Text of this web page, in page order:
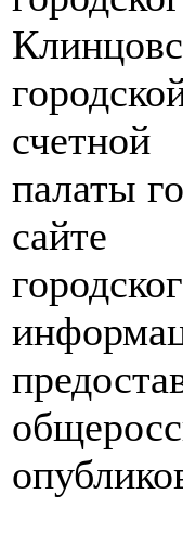
счетной
палаты
сайте